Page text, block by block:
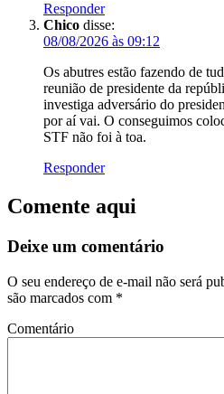
Responder
Chico disse:
08/08/2026 às 09:12
Os abutres estão fazendo de
reunião de presidente da
investiga adversário do
por aí vai. O conseguimos
STF não foi à toa.
Responder
Comente aqui
Deixe um comentário
O seu endereço de e-mail não será
são marcados com *
Comentário